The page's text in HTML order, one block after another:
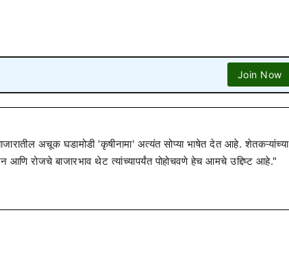
Join Now
अचूक घडामोडी 'कृषीनामा' अत्यंत सोप्या भाषेत देत आहे. शेतकऱ्यांच्या
आणि रोजचे बाजारभाव थेट त्यांच्यापर्यंत पोहोचवणे हेच आमचे उद्दिष्ट आहे."